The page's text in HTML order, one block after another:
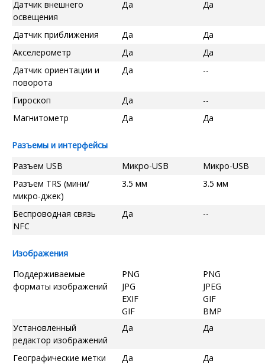
Датчик внешнего
освещения
Да Да
Датчик приближения Да
Да
Акселерометр
Да
Да
Датчик ориентации и
поворота
Да --
Гироскоп Да
--
Магнитометр
Да Да
Разъемы и интерфейсы
Разъем USB
Микро-USB
Микро-USB
Разъем TRS (мини/
микро-джек)
3.5 мм 3.5 мм
Беспроводная связь
NFC
Да --
Изображения
Поддерживаемые
форматы изображений
PNG
JPG
EXIF
GIF
PNG
JPEG
GIF
BMP
Установленный
редактор изображений
Да Да
Географические метки Да
Да